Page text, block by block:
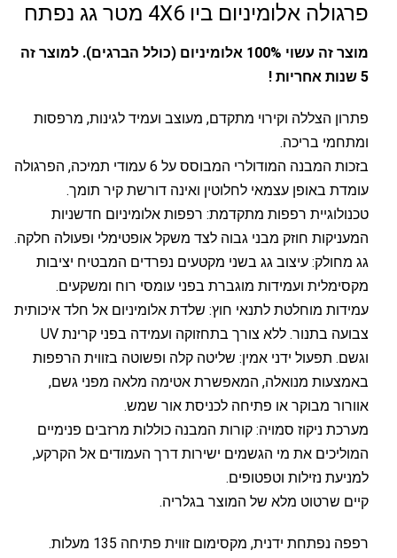
פרגולה אלומיניום ביו 4X6 מטר גג נפתח
מוצר זה עשוי 100% אלומיניום (כולל הברגים). למוצר זה
5 שנות אחריות !
פתרון הצללה וקירוי מתקדם, מעוצב ועמיד לגינות, מרפסות
ומתחמי בריכה.
בזכות המבנה המודולרי המבוסס על 6 עמודי תמיכה, הפרגולה
עומדת באופן עצמאי לחלוטין ואינה דורשת קיר תומך.
טכנולוגיית רפפות מתקדמת: רפפות אלומיניום חדשניות
המעניקות חוזק מבני גבוה לצד משקל אופטימלי ופעולה חלקה.
גג מחולק: עיצוב גג בשני מקטעים נפרדים המבטיח יציבות
מקסימלית ועמידות מוגברת בפני עומסי רוח ומשקעים.
עמידות מוחלטת לתנאי חוץ: שלדת אלומיניום אל חלד איכותית
צבועה בתנור. ללא צורך בתחזוקה ועמידה בפני קרינת UV
וגשם. תפעול ידני אמין: שליטה קלה ופשוטה בזווית הרפפות
באמצעות מנואלה, המאפשרת אטימה מלאה מפני גשם,
אוורור מבוקר או פתיחה לכניסת אור שמש.
מערכת ניקוז סמויה: קורות המבנה כוללות מרזבים פנימיים
המוליכים את מי הגשמים ישירות דרך העמודים אל הקרקע,
למניעת נזילות וטפטופים.
קיים שרטוט מלא של המוצר בגלריה.
רפפה נפתחת ידנית, מקסימום זווית פתיחה 135 מעלות.